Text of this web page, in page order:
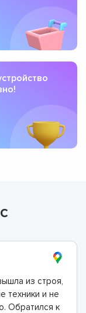
из строя,
техники и не
Обратился к